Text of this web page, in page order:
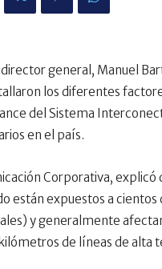
general, Manuel
los diferentes
del Sistema
en el país.
Corporativa,
están expuestos a cientos
y generalmente
de líneas de alta